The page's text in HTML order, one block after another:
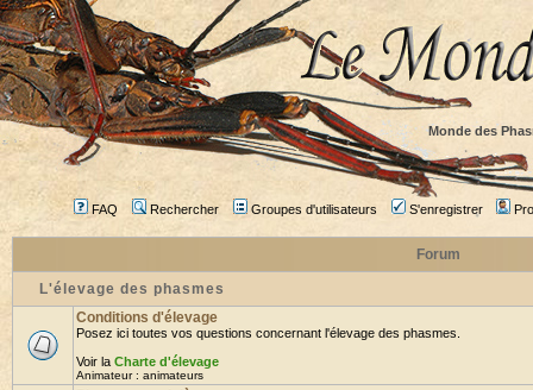
Monde des
FAQ Rechercher Groupes d'utilisateurs S'enregistrer
Forum
L'élevage des phasmes
Conditions d'élevage
Posez ici toutes vos questions concernant l'élevage des phasmes.
Voir la Charte d'élevage
Animateur : animateurs